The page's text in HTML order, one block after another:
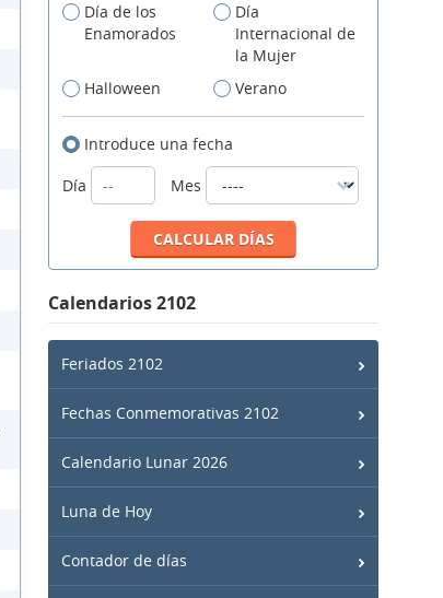
Día de los
Enamorados
Día
Internacional de
la Mujer
Halloween
Verano
Introduce una fecha
Día
Mes
Calendarios 2102
Feriados 2102
Fechas Conmemorativas 2102
Calendario Lunar 2026
Luna de Hoy
Contador de días